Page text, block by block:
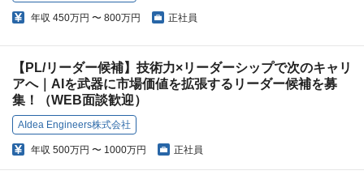
年収 450万円 〜 800万円 正社員
【PL/リーダー候補】技術力×リーダーシップで次のキャリ
アへ｜AIを武器に市場価値を拡張するリーダー候補を募
集！（WEB面談歓迎）
AIdea Engineers株式会社
年収 500万円 〜 1000万円 正社員